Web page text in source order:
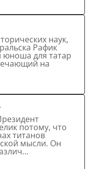
наук,
Рафик
на
титанов
мысли. Он